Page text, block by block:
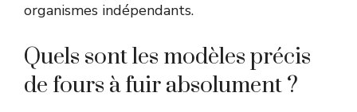
organismes indépendants.
Quels sont les modèles précis
de fours à fuir absolument ?